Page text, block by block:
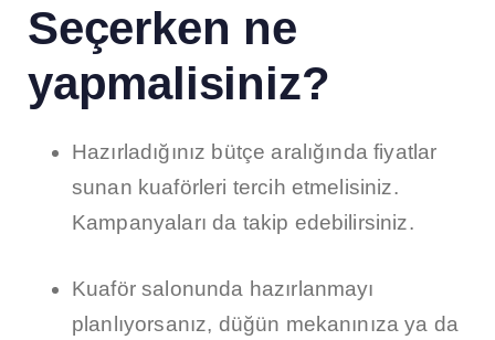
Seçerken ne
yapmalisiniz?
Hazırladığınız bütçe aralığında fiyatlar
sunan kuaförleri tercih etmelisiniz.
Kampanyaları da takip edebilirsiniz.
Kuaför salonunda hazırlanmayı
planlıyorsanız, düğün mekanınıza ya da